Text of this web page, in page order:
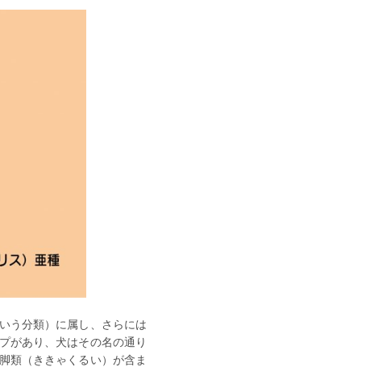
う分類）に属し、さらには
があり、犬はその名の通り
類（ききゃくるい）が含ま